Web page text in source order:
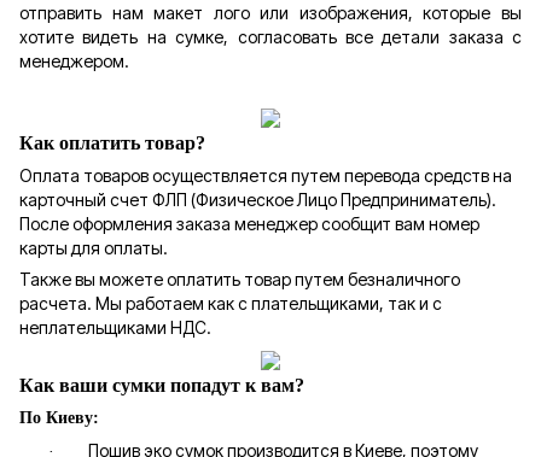
отправить нам макет лого или изображения, которые вы
хотите видеть на сумке, согласовать все детали заказа с
менеджером.
Как оплатить товар?
Оплата товаров осуществляется путем перевода средств на
карточный счет ФЛП (Физическое Лицо Предприниматель).
После оформления заказа менеджер сообщит вам номер
карты для оплаты.
Также вы можете оплатить товар путем безналичного
расчета. Мы работаем как с плательщиками, так и с
неплательщиками НДС.
Как ваши сумки попадут к вам?
По Киеву:
·
Пошив эко сумок производится в Киеве, поэтому